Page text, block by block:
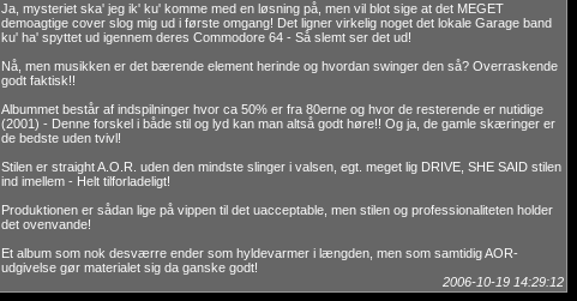
Ja, mysteriet ska' jeg ik' ku' komme med en løsning på, men vil blot sige at det MEGET
demoagtige cover slog mig ud i første omgang! Det ligner virkelig noget det lokale Garage band
ku' ha' spyttet ud igennem deres Commodore 64 - Så slemt ser det ud!
Nå, men musikken er det bærende element herinde og hvordan swinger den så? Overraskende
godt faktisk!!
Albummet består af indspilninger hvor ca 50% er fra 80erne og hvor de resterende er nutidige
(2001) - Denne forskel i både stil og lyd kan man altså godt høre!! Og ja, de gamle skæringer er
de bedste uden tvivl!
Stilen er straight A.O.R. uden den mindste slinger i valsen, egt. meget lig DRIVE, SHE SAID stilen
ind imellem - Helt tilforladeligt!
Produktionen er sådan lige på vippen til det uacceptable, men stilen og professionaliteten holder
det ovenvande!
Et album som nok desværre ender som hyldevarmer i længden, men som samtidig AOR-
udgivelse gør materialet sig da ganske godt!
2006-10-19 14:29:12